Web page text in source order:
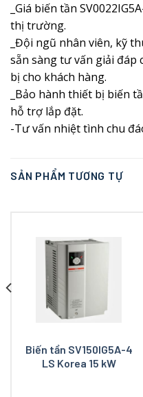
_Giá biến tần
thị trường.
_Đội ngũ nhân viên, kỹ
sẵn sàng tư vấn giải đáp
bị cho khách hàng.
_Bảo hành thiết bị biến
hỗ trợ lắp đặt.
-Tư vấn nhiệt tình chu
SẢN PHẨM TƯƠNG TỰ
Biến tần SV150IG5A-4
LS Korea 15 kW